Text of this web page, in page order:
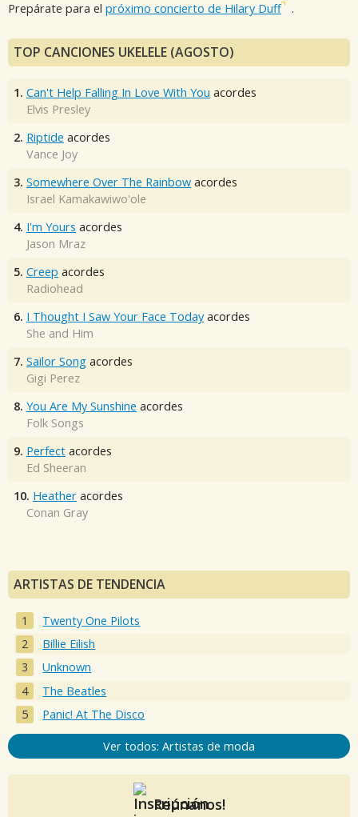
Prepárate para el próximo concierto de Hilary Duff .
TOP CANCIONES UKELELE (AGOSTO)
1. Can't Help Falling In Love With You acordes
Elvis Presley
2. Riptide acordes
Vance Joy
3. Somewhere Over The Rainbow acordes
Israel Kamakawiwo'ole
4. I'm Yours acordes
Jason Mraz
5. Creep acordes
Radiohead
6. I Thought I Saw Your Face Today acordes
She and Him
7. Sailor Song acordes
Gigi Perez
8. You Are My Sunshine acordes
Folk Songs
9. Perfect acordes
Ed Sheeran
10. Heather acordes
Conan Gray
ARTISTAS DE TENDENCIA
Twenty One Pilots
Billie Eilish
Unknown
The Beatles
Panic! At The Disco
Ver todos: Artistas de moda
Reúnanos!